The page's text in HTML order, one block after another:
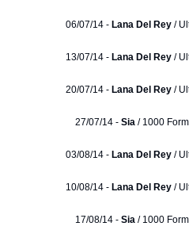
06/07/14 - Lana Del Rey/
13/07/14 -Lana Del Rey /
20/07/14 -Lana Del Rey/
27/07/14 - Sia / 1000
03/08/14 - Lana Del Rey /
10/08/14 - Lana Del Rey/
17/08/14 - Sia / 1000